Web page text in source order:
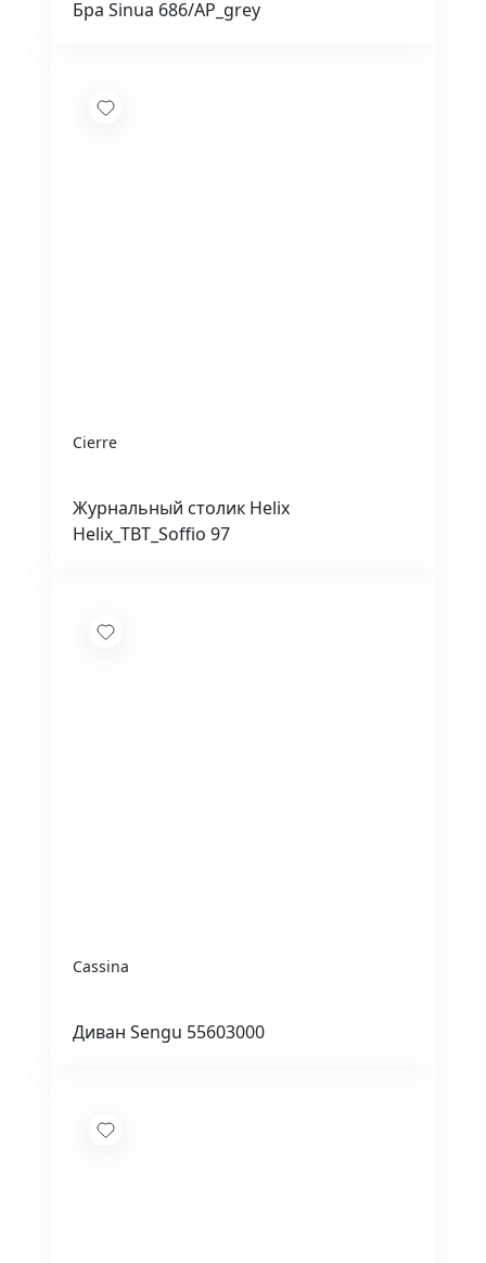
Бра Sinua 686/AP_grey
Cierre
Журнальный столик Helix
Helix_TBT_Soffio 97
Cassina
Диван Sengu 55603000